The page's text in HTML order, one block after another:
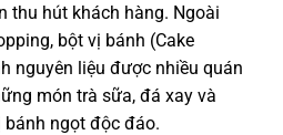
thu hút khách hàng. Ngoài
bột vị bánh (Cake
nguyên liệu được nhiều quán
món trà sữa, đá xay và
ngọt độc đáo.